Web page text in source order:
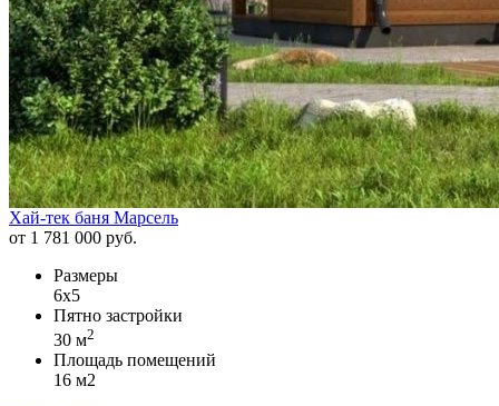
Хай-тек баня Марсель
от 1 781 000 руб.
Размеры
6х5
Пятно застройки
30 м2
Площадь помещений
16 м2